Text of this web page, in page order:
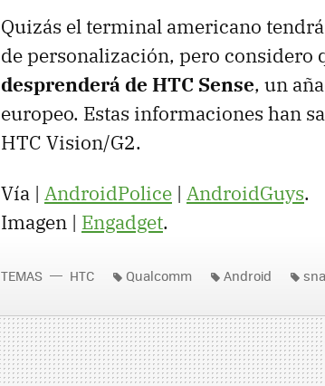
Quizás el terminal americano
de personalización, pero considero
desprenderá de HTC Sense, un
europeo. Estas informaciones han
HTC Vision/G2.
Vía | AndroidPolice | AndroidGuys.
Imagen | Engadget.
TEMAS HTC Qualcomm Android